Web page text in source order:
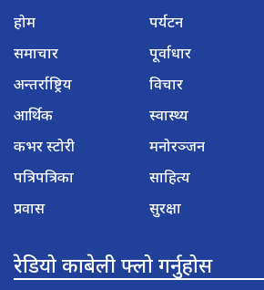
होम
समाचार
अन्तर्राष्ट्रिय
आर्थिक
कभर स्टोरी
पत्रिपत्रिका
प्रवास
पर्यटन
पूर्वाधार
विचार
स्वास्थ्य
मनोरञ्जन
साहित्य
सुरक्षा
रेडियो काबेली फ्लो गर्नुहोस